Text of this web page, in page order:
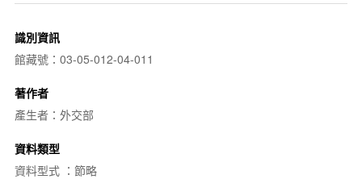
識別資訊
館藏號：03-05-012-04-011
著作者
產生者：外交部
資料類型
資料型式 ：節略